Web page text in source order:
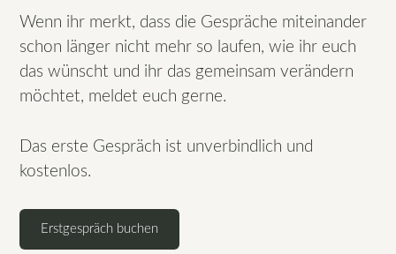
Wenn ihr merkt, dass die Gespräche miteinander
schon länger nicht mehr so laufen, wie ihr euch
das wünscht und ihr das gemeinsam verändern
möchtet, meldet euch gerne.
Das erste Gespräch ist unverbindlich und
kostenlos.
Erstgespräch buchen